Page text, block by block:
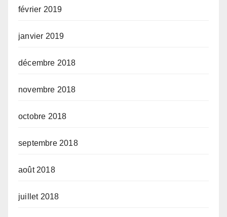
février 2019
janvier 2019
décembre 2018
novembre 2018
octobre 2018
septembre 2018
août 2018
juillet 2018